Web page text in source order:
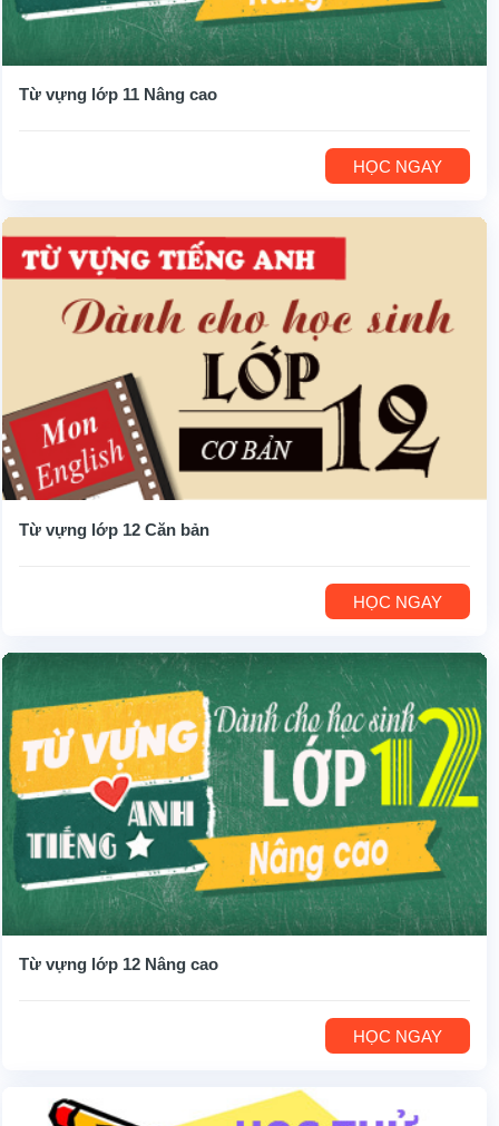
Từ vựng lớp 11 Nâng cao
HỌC NGAY
Từ vựng lớp 12 Căn bản
HỌC NGAY
Từ vựng lớp 12 Nâng cao
HỌC NGAY